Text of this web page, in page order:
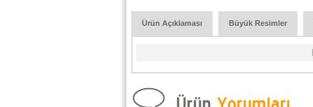
Ürün Açıklaması Büyük Resimler